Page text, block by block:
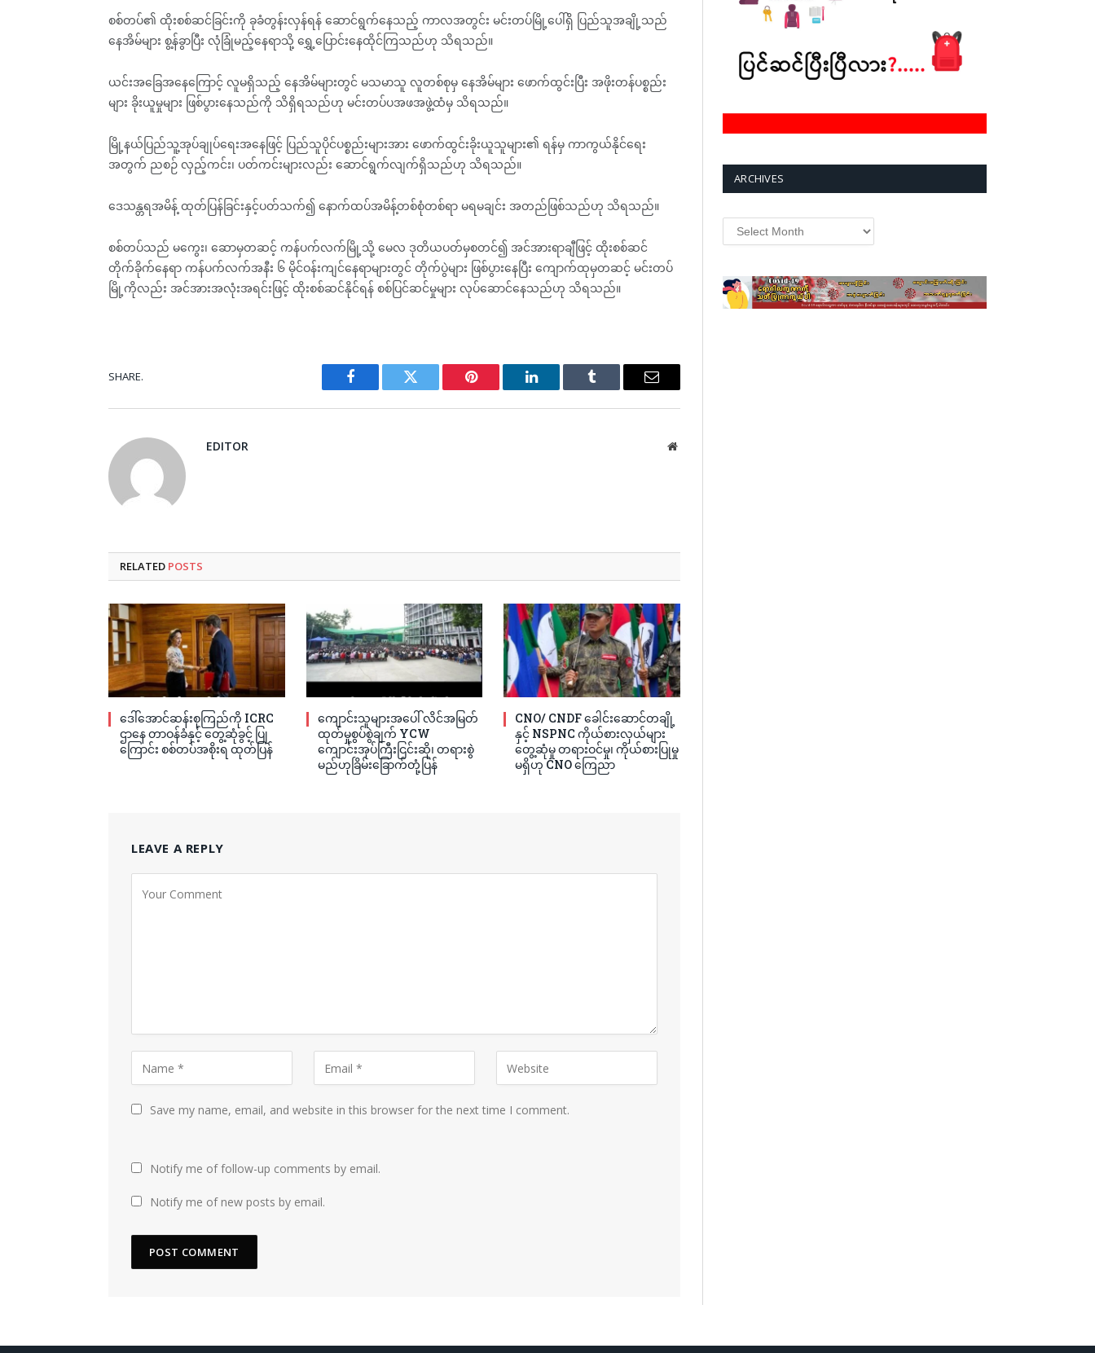
စစ်တပ်၏ ထိုးစစ်ဆင်ခြင်းကို ခုခံတွန်းလှန်ရန် ဆောင်ရွက်နေသည့် ကာလအတွင်း မင်းတပ်မြို့ပေါ်ရှိ ပြည်သူအချို့သည်
နေအိမ်များ စွ့န်ခွာပြီး လုံခြုံမည့်နေရာသို့ ရွှေ့ပြောင်းနေထိုင်ကြသည်ဟု သိရသည်။
ယင်းအခြေအနေကြောင့် လူမရှိသည့် နေအိမ်များတွင် မသမာသူ လူတစ်စုမှ နေအိမ်များ ဖောက်ထွင်းပြီး အဖိုးတန်ပစ္စည်း
များ ခိုးယူမှုများ ဖြစ်ပွားနေသည်ကို သိရှိရသည်ဟု မင်းတပ်ပအဖအဖွဲ့ထံမှ သိရသည်။
မြို့နယ်ပြည်သူ့အုပ်ချုပ်ရေးအနေဖြင့် ပြည်သူပိုင်ပစ္စည်းများအား ဖောက်ထွင်းခိုးယူသူများ၏ ရန်မှ ကာကွယ်နိုင်ရေး
အတွက် ညစဉ် လှည့်ကင်း၊ ပတ်ကင်းများလည်း ဆောင်ရွက်လျက်ရှိသည်ဟု သိရသည်။
ဒေသန္တရအမိန့် ထုတ်ပြန်ခြင်းနှင့်ပတ်သက်၍ နောက်ထပ်အမိန့်တစ်စုံတစ်ရာ မရမချင်း အတည်ဖြစ်သည်ဟု သိရသည်။
စစ်တပ်သည် မကွေး၊ ဆောမှတဆင့် ကန်ပက်လက်မြို့သို့ မေလ ဒုတိယပတ်မှစတင်၍ အင်အားရာချီဖြင့် ထိုးစစ်ဆင်
တိုက်ခိုက်နေရာ ကန်ပက်လက်အနီး ၆ မိုင်ဝန်းကျင်နေရာများတွင် တိုက်ပွဲများ ဖြစ်ပွားနေပြီး ကျောက်ထုမှတဆင့် မင်းတပ်
မြို့ကိုလည်း အင်အားအလုံးအရင်းဖြင့် ထိုးစစ်ဆင်နိုင်ရန် စစ်ပြင်ဆင်မှုများ လုပ်ဆောင်နေသည်ဟု သိရသည်။
SHARE.
Facebook Twitter Pinterest LinkedIn Tumblr Email
EDITOR Website
RELATED POSTS
ဒေါ်အောင်ဆန်းစုကြည်ကို ICRC
ဌာနေ တာဝန်ခံနှင့် တွေ့ဆုံခွင့် ပြု
ကြောင်း စစ်တပ်အစိုးရ ထုတ်ပြန်
ကျောင်းသူများအပေါ် လိင်အမြတ်
ထုတ်မှုစွပ်စွဲချက် YCW
ကျောင်းအုပ်ကြီးငြင်းဆို၊ တရားစွဲ
မည်ဟုခြိမ်းခြောက်တုံ့ပြန်
CNO/ CNDF ခေါင်းဆောင်တချို့
နှင့် NSPNC ကိုယ်စားလှယ်များ
တွေ့ဆုံမှု တရားဝင်မှု၊ ကိုယ်စားပြုမှု
မရှိဟု CNO ကြေညာ
LEAVE A REPLY
Save my name, email, and website in this browser for the next time I comment.
Notify me of follow-up comments by email.
Notify me of new posts by email.
ARCHIVES
Archives